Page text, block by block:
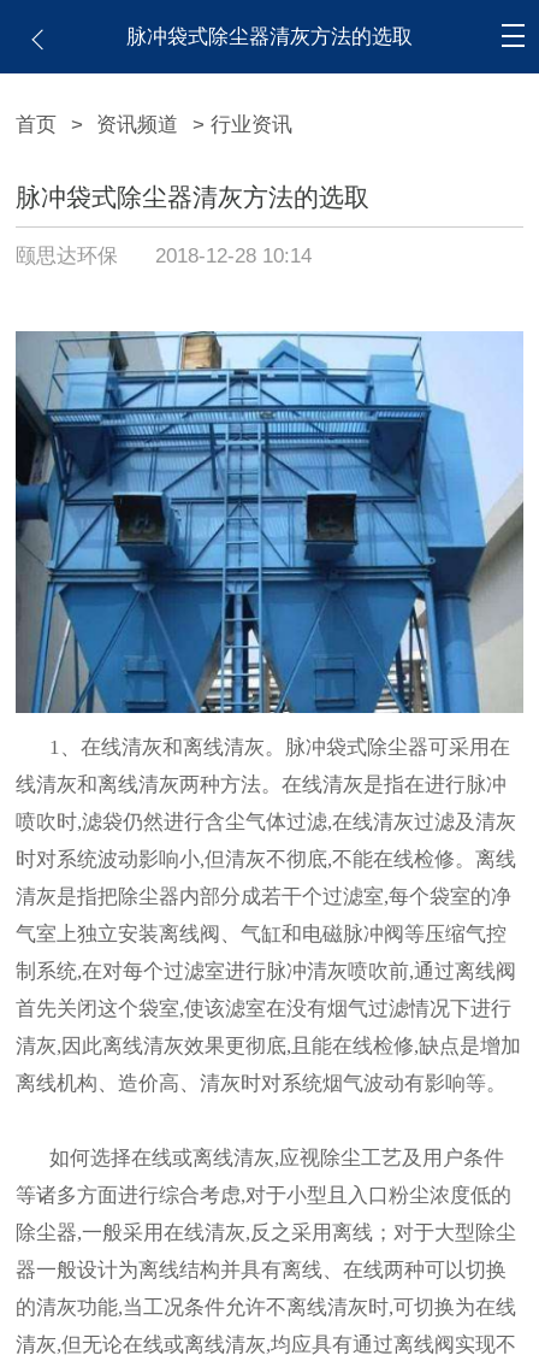
脉冲袋式除尘器清灰方法的选取
首页 > 资讯频道 > 行业资讯
脉冲袋式除尘器清灰方法的选取
颐思达环保 2018-12-28 10:14
1、在线清灰和离线清灰。脉冲袋式除尘器可采用在
线清灰和离线清灰两种方法。在线清灰是指在进行脉冲
喷吹时,滤袋仍然进行含尘气体过滤,在线清灰过滤及清灰
时对系统波动影响小,但清灰不彻底,不能在线检修。离线
清灰是指把除尘器内部分成若干个过滤室,每个袋室的净
气室上独立安装离线阀、气缸和电磁脉冲阀等压缩气控
制系统,在对每个过滤室进行脉冲清灰喷吹前,通过离线阀
首先关闭这个袋室,使该滤室在没有烟气过滤情况下进行
清灰,因此离线清灰效果更彻底,且能在线检修,缺点是增加
离线机构、造价高、清灰时对系统烟气波动有影响等。
如何选择在线或离线清灰,应视除尘工艺及用户条件
等诸多方面进行综合考虑,对于小型且入口粉尘浓度低的
除尘器,一般采用在线清灰,反之采用离线；对于大型除尘
器一般设计为离线结构并具有离线、在线两种可以切换
的清灰功能,当工况条件允许不离线清灰时,可切换为在线
清灰,但无论在线或离线清灰,均应具有通过离线阀实现不